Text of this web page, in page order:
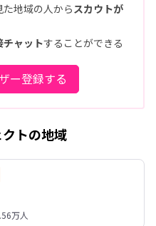
地域の人から スカウトが
チャットすることができる
ー登録する
トの地域
万人